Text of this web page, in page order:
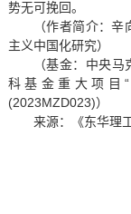
势无可挽回。
（作者简介：
主义中国化研究）
（基金：中央
科基金重大项目
(2023MZD023)）
来源：《东华理